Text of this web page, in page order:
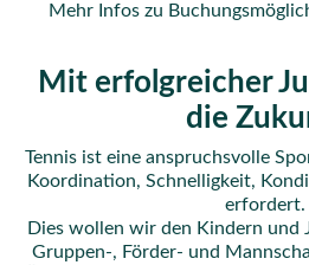
Mehr Infos zu
Mit erfolgreicher
die
Tennis ist eine anspruchsvolle
Koordination, Schnelligkeit,
erfordert.
Dies wollen wir den Kindern und
Gruppen-, Förder- und